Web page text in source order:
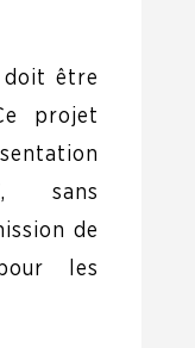
doit être
projet
sans
de
les